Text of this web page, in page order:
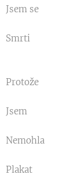
Jsem se
Smrti
Protože
Jsem
Nemohla
Plakat